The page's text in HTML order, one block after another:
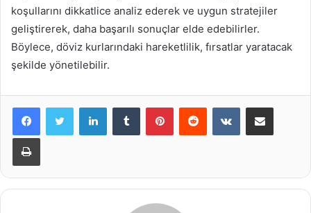
koşullarını dikkatlice analiz ederek ve uygun stratejiler
geliştirerek, daha başarılı sonuçlar elde edebilirler.
Böylece, döviz kurlarındaki hareketlilik, fırsatlar yaratacak
şekilde yönetilebilir.
LinkedInTumblr PinterestReddit VKontakteE-Posta ile paylaş
Yazdır